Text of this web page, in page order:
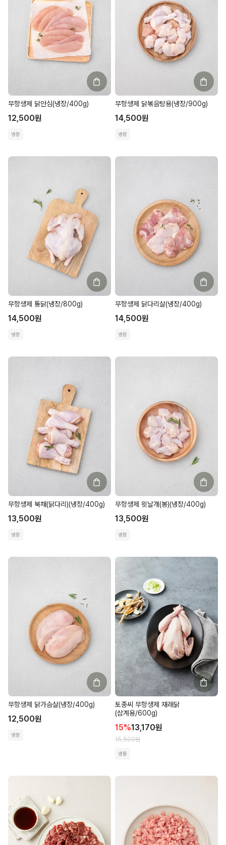
무항생제 닭안심(냉장/400g)
12,500원
냉장
무항생제 닭볶음탕용(냉장/900g)
14,500원
냉장
무항생제 통닭(냉장/800g)
14,500원
냉장
무항생제 닭다리살(냉장/400g)
14,500원
냉장
무항생제 북채(닭다리)(냉장/400g)
13,500원
냉장
무항생제 윗날개(봉)(냉장/400g)
13,500원
냉장
무항생제 닭가슴살(냉장/400g)
12,500원
냉장
토종씨 무항생제 재래닭
(삼계용/600g)
15%13,170원
15,500원
냉동